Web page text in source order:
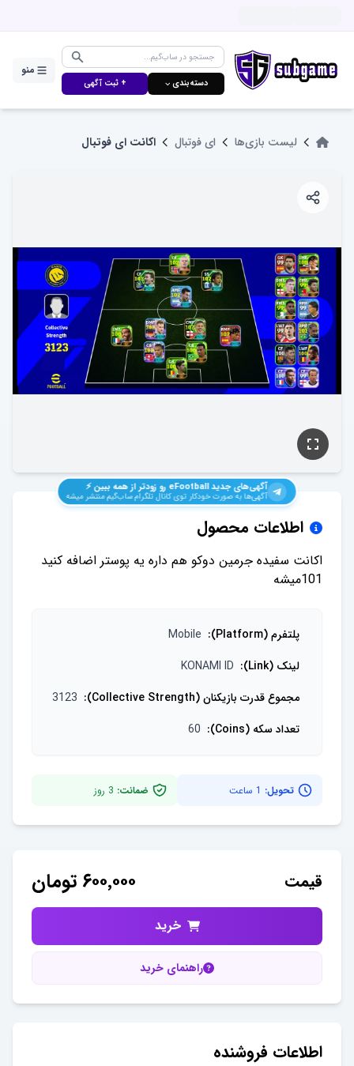
دسته‌بندی ⌵ + ثبت آگهی
منو
لیست بازی‌ها ای فوتبال اکانت ای فوتبال
آگهی‌های جدیدeFootball رو زودتر از همه ببین ⚡️
آگهی‌ها به صورت خودکار توی کانال تلگرام ساب‌گیم منتشر میشه
اطلاعات محصول
اکانت سفیده جرمین دوکو هم داره یه پوستر اضافه کنید
101میشه
پلتفرم (Platform) :
Mobile
لینک (Link)
:
KONAMI ID
مجموع قدرت بازیکنان (Collective Strength)
:
3123
تعداد سکه (Coins)
:
60
تحویل: 1 ساعت ضمانت: 3 روز
قیمت ۶۰۰٬۰۰۰ تومان
خرید
راهنمای خرید
اطلاعات فروشنده